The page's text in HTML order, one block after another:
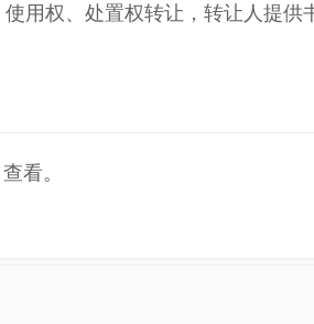
用权、处置权转让，转让人提供
查看。